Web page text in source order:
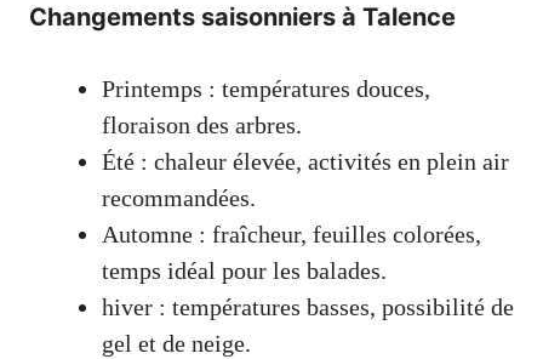
Changements saisonniers à Talence
Printemps : températures douces,
floraison des arbres.
Été : chaleur élevée, activités en plein air
recommandées.
Automne : fraîcheur, feuilles colorées,
temps idéal pour les balades.
hiver : températures basses, possibilité de
gel et de neige.